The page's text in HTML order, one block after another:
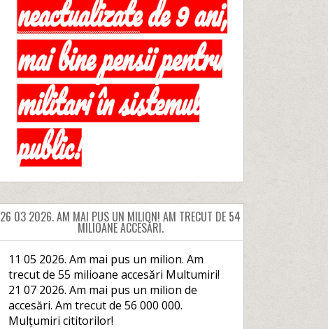
26 03 2026. AM MAI PUS UN MILION! AM TRECUT DE 54
MILIOANE ACCESĂRI.
11 05 2026. Am mai pus un milion. Am
trecut de 55 milioane accesări Multumiri!
21 07 2026. Am mai pus un milion de
accesări. Am trecut de 56 000 000.
Mulțumiri cititorilor!